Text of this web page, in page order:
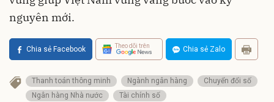
nguyên mới.
Chia sẻ Facebook Theo dõi trên Chia sẻ Zalo
Thanh toán thông minh Ngành ngân hàng
Chuyển đổi số
Ngân hàng Nhà nước
Tài chính số